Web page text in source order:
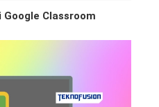
Classroom